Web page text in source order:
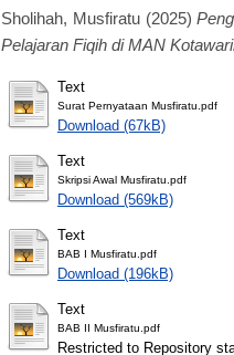
Sholihah, Musfiratu(2025)
Pelajaran Fiqih di MAN
Text
Surat Pernyataan Musfiratu.pdf
Download (67kB)
Text
Skripsi Awal Musfiratu.pdf
Download (569kB)
Text
BAB I Musfiratu.pdf
Download (196kB)
Text
BAB II Musfiratu.pdf
Restricted to Repository